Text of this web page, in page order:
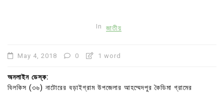
In জাতীয়
May 4, 2018 0 1 word
অনলাইন ডেস্ক:
বিলকিস (৩৬) নাটোরের বড়াইগ্রাম উপজেলার আহম্মেদপুর কৈডিমা গ্রামের